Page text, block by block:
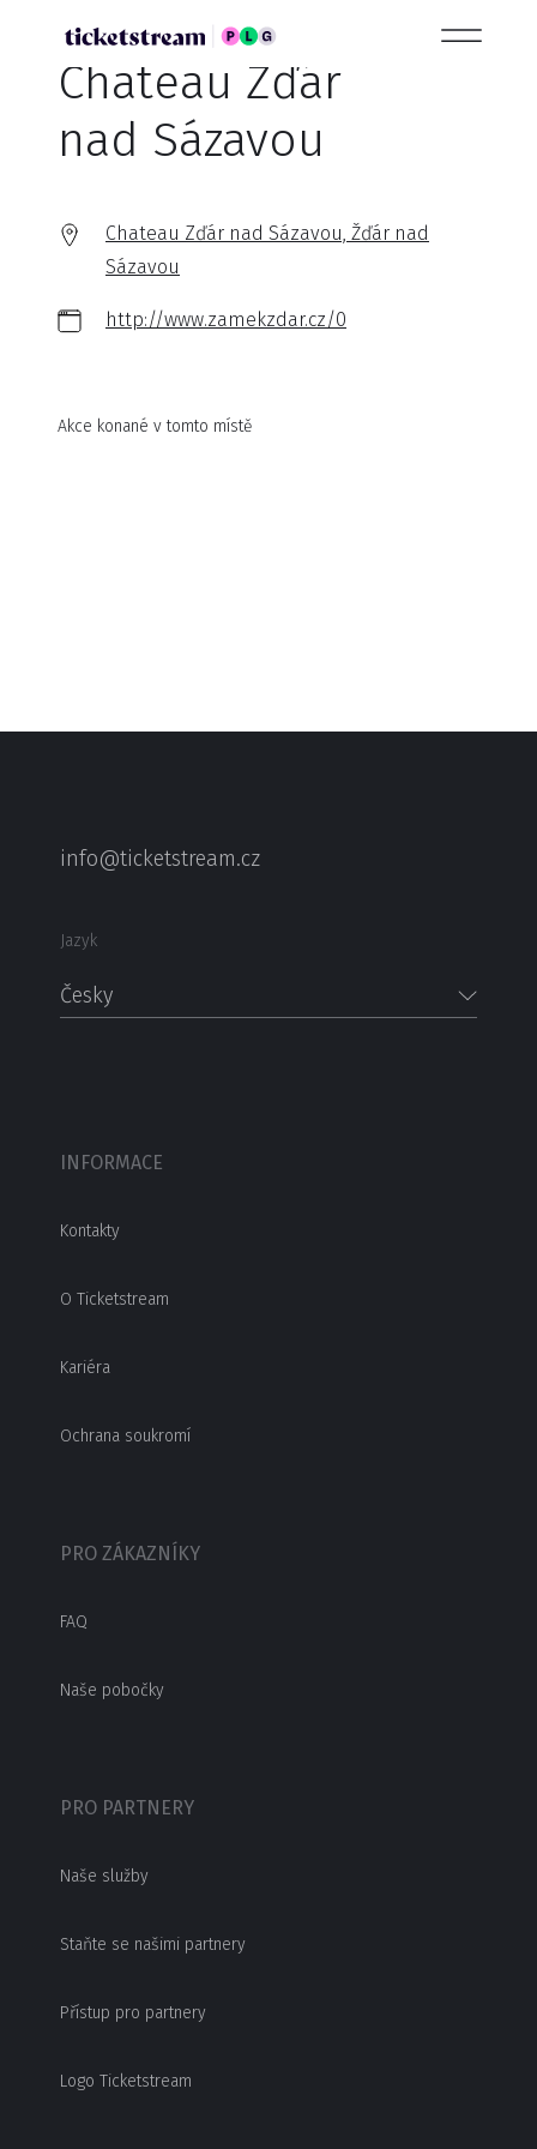
Chateau Zďár
nad Sázavou
Chateau Zďár nad Sázavou, Žďár nad
Sázavou
http://www.zamekzdar.cz/0
Akce konané v tomto místě
info@ticketstream.cz
Jazyk
Česky
INFORMACE
Kontakty
O Ticketstream
Kariéra
Ochrana soukromí
PRO ZÁKAZNÍKY
FAQ
Naše pobočky
PRO PARTNERY
Naše služby
Staňte se našimi partnery
Přístup pro partnery
Logo Ticketstream